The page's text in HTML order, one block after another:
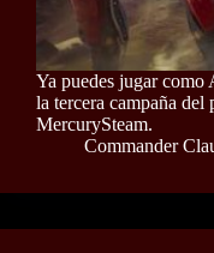
Ya puedes jugar como
la tercera campaña
MercurySteam.
Commander